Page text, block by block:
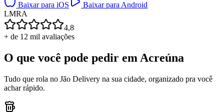
Baixar para iOS
Baixar para Android
LMRA
4,8
+ de 12 mil avaliações
O que você pode pedir emAcreúna
Tudo que rola no Jão Delivery na sua cidade, organizado pra você
achar rápido.